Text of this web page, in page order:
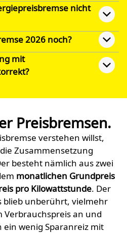
nicht
2026 noch?
mit
Preisbremsen.
verstehen willst,
Zusammensetzung
besteht nämlich aus zwei
monatlichen Grundpreis
pro Kilowattstunde. Der
blieb unberührt, vielmehr
Verbrauchspreis an und
wenig Sparanreiz mit